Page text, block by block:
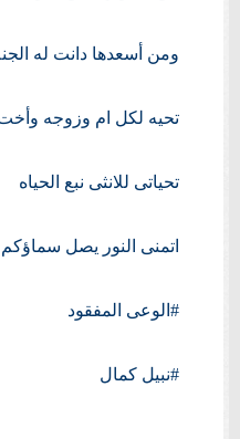
ومن أسعدها دانت له الجنه
تحيه لكل ام وزوجه وأخت
تحياتى للانثى نبع الحياه
اتمنى النور يصل سماؤكم .
#الوعىالمفقود
#نبيلكمال